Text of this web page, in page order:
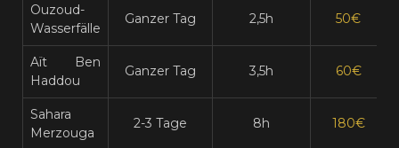
Ouzoud-
Wasserfälle
Ganzer Tag 2,5h 50€
Aït Ben
Haddou
Ganzer Tag 3,5h 60€
Sahara
Merzouga
2-3 Tage 8h 180€